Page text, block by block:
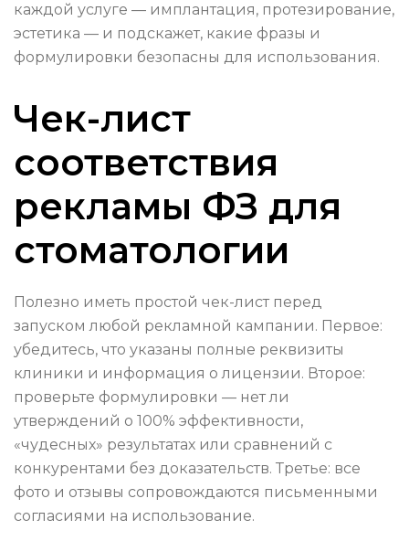
каждой услуге — имплантация, протезирование,
эстетика — и подскажет, какие фразы и
формулировки безопасны для использования.
Чек-лист
соответствия
рекламы ФЗ для
стоматологии
Полезно иметь простой чек-лист перед
запуском любой рекламной кампании. Первое:
убедитесь, что указаны полные реквизиты
клиники и информация о лицензии. Второе:
проверьте формулировки — нет ли
утверждений о 100% эффективности,
«чудесных» результатах или сравнений с
конкурентами без доказательств. Третье: все
фото и отзывы сопровождаются письменными
согласиями на использование.